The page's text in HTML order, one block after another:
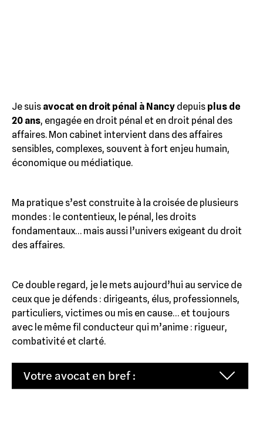
Je suis avocat en droit pénal à Nancy depuis plus de
20 ans, engagée en droit pénal et en droit pénal des
affaires. Mon cabinet intervient dans des affaires
sensibles, complexes, souvent à fort enjeu humain,
économique ou médiatique.
Ma pratique s’est construite à la croisée de plusieurs
mondes : le contentieux, le pénal, les droits
fondamentaux… mais aussi l’univers exigeant du droit
des affaires.
Ce double regard, je le mets aujourd’hui au service de
ceux que je défends : dirigeants, élus, professionnels,
particuliers, victimes ou mis en cause… et toujours
avec le même fil conducteur qui m’anime : rigueur,
combativité et clarté.
Votre avocat en bref :